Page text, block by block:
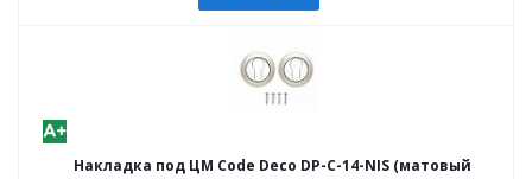
Накладка под ЦМ Code Deco DP-C-14-NIS (матовый